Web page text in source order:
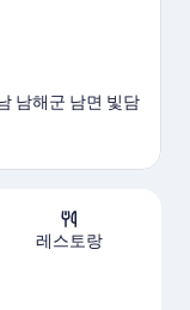
남해군 남면 빛담
레스토랑